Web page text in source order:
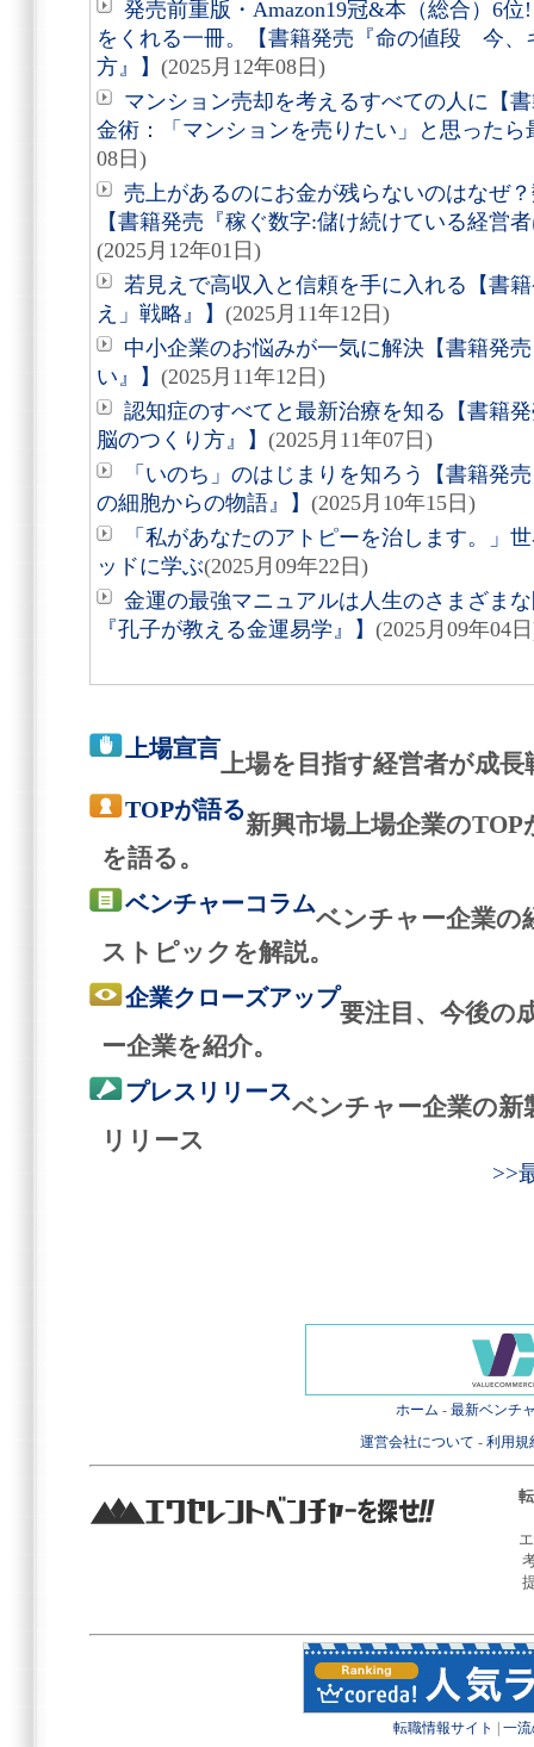
発売前重版・Amazon19冠&本（総合）6
をくれる一冊。【書籍発売『命の値段 今、
方』】 (2025月12年08日)
マンション売却を考えるすべての人に【
金術：「マンションを売りたい」と思ったら
08日)
売上があるのにお金が残らないのはなぜ
【書籍発売『稼ぐ数字:儲け続けている経営
(2025月12年01日)
若見えで高収入と信頼を手に入れる【書
え」戦略』】 (2025月11年12日)
中小企業のお悩みが一気に解決【書籍発
い』】 (2025月11年12日)
認知症のすべてと最新治療を知る【書籍
脳のつくり方』】 (2025月11年07日)
「いのち」のはじまりを知ろう【書籍
の細胞からの物語』】 (2025月10年15日)
「私があなたのアトピーを治します。」
ッドに学ぶ(2025月09年22日)
金運の最強マニュアルは人生のさまざま
『孔子が教える金運易学』】 (2025月09年04
上場宣言
上場を目指す経営者が成
TOPが語る
新興市場上場企業の
を語る。
ベンチャーコラム
ベンチャー企業の
ストピックを解説。
企業クローズアップ
要注目、今後の
ー企業を紹介。
プレスリリース
ベンチャー企業の新
リリース
>>
ホーム - 最新ベンチ
運営会社について - 利用規
転職情報サイト 一